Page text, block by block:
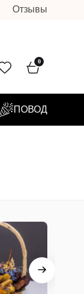
Отзывы
0
ПОВОД